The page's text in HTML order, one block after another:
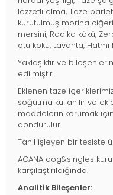
lezzetli elma, Taze
kurutulmuş morina ciğeri
mersini, Radika kökü,
otu kökü, Lavanta, Hatmi
Yaklaşıktır ve
edilmiştir.
Eklenen taze
soğutma kullanılır ve
maddelerinikorumak
dondurulur.
Tahıl işleyen bir tesiste
ACANA dog&singles
karşılaştırıldığında.
Analitik Bileşenler: